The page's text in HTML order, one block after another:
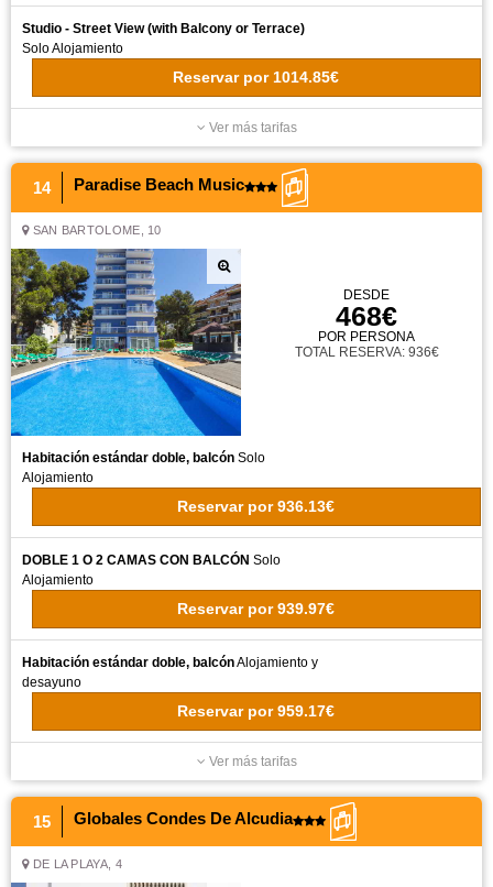
Studio - Street View (with Balcony or Terrace)
Solo Alojamiento
Reservar por 1014.85€
Ver más tarifas
14 Paradise Beach Music
SAN BARTOLOME, 10
DESDE
468€
POR PERSONA
TOTAL RESERVA: 936€
Habitación estándar doble, balcón Solo
Alojamiento
Reservar por 936.13€
DOBLE 1 O 2 CAMAS CON BALCÓN Solo
Alojamiento
Reservar por 939.97€
Habitación estándar doble, balcónAlojamiento y
desayuno
Reservar por 959.17€
Ver más tarifas
15 Globales Condes De Alcudia
DE LA PLAYA, 4